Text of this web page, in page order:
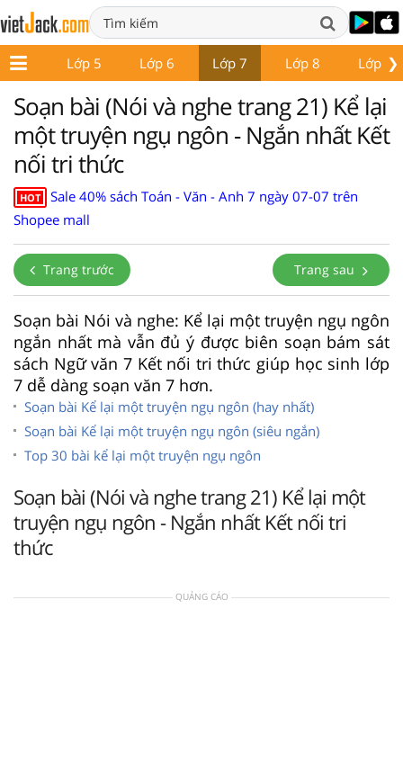
❯
4 Lớp 5 Lớp 6 Lớp 7 Lớp 8 Lớp 9
Soạn bài (Nói và nghe trang 21) Kể lại
một truyện ngụ ngôn - Ngắn nhất Kết
nối tri thức
HOT
Sale 40% sách Toán - Văn - Anh 7 ngày 07-07 trên
Shopee mall
Trang trước Trang sau
Soạn bài Nói và nghe: Kể lại một truyện ngụ ngôn
ngắn nhất mà vẫn đủ ý được biên soạn bám sát
sách Ngữ văn 7 Kết nối tri thức giúp học sinh lớp
7 dễ dàng soạn văn 7 hơn.
Soạn bài Kể lại một truyện ngụ ngôn (hay nhất)
Soạn bài Kể lại một truyện ngụ ngôn (siêu ngắn)
Top 30 bài kể lại một truyện ngụ ngôn
Soạn bài (Nói và nghe trang 21) Kể lại một
truyện ngụ ngôn - Ngắn nhất Kết nối tri
thức
QUẢNG CÁO